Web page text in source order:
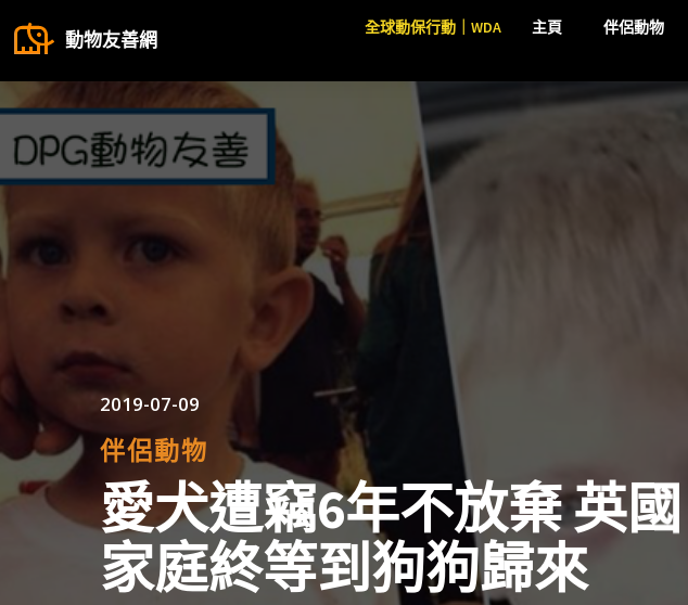
動物友善網
全球動保行動｜WDA 主頁 伴侶動物
2019-07-09
伴侶動物
愛犬遭竊6年不放棄 英國
家庭終等到狗狗歸來